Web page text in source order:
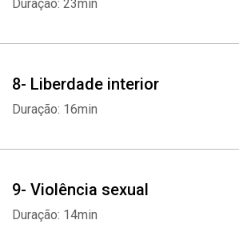
Duração: 23min
8- Liberdade interior
Duração: 16min
9- Violência sexual
Duração: 14min